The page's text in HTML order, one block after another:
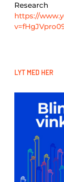
Research
https://
LYT MED HER